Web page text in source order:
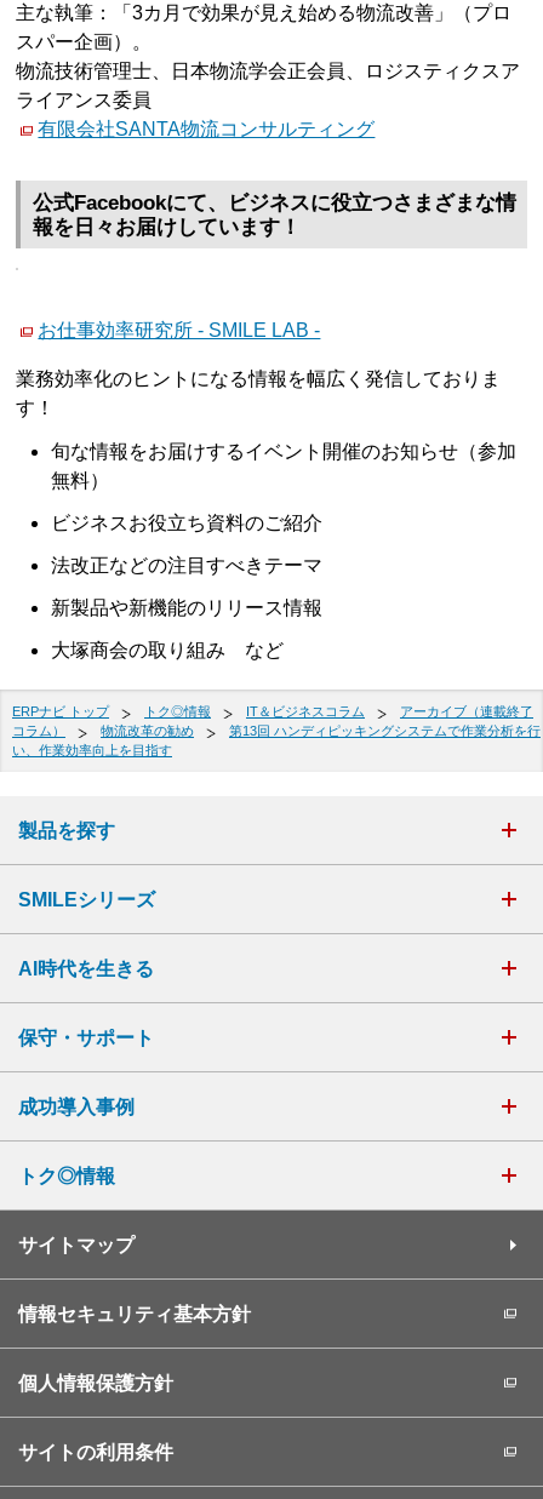
主な執筆：「3カ月で効果が見え始める物流改善」（プロ
スパー企画）。
物流技術管理士、日本物流学会正会員、ロジスティクスア
ライアンス委員
有限会社SANTA物流コンサルティング
公式Facebookにて、ビジネスに役立つさまざまな情
報を日々お届けしています！
お仕事効率研究所 - SMILE LAB -
業務効率化のヒントになる情報を幅広く発信しておりま
す！
旬な情報をお届けするイベント開催のお知らせ（参加
無料）
ビジネスお役立ち資料のご紹介
法改正などの注目すべきテーマ
新製品や新機能のリリース情報
大塚商会の取り組み など
ERPナビ トップ トク◎情報 IT＆ビジネスコラム
アーカイブ（連載終了
コラム）
物流改革の勧め
第13回 ハンディピッキングシステムで作業分析を行
い、作業効率向上を目指す
製品を探す
SMILEシリーズ
AI時代を生きる
保守・サポート
成功導入事例
トク◎情報
サイトマップ
情報セキュリティ基本方針
個人情報保護方針
サイトの利用条件